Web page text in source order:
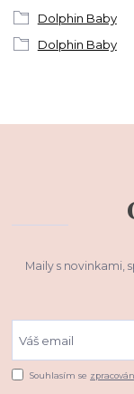
Dolphin Baby
Dolphin Baby
Maily s novinkami,
Souhlasím se